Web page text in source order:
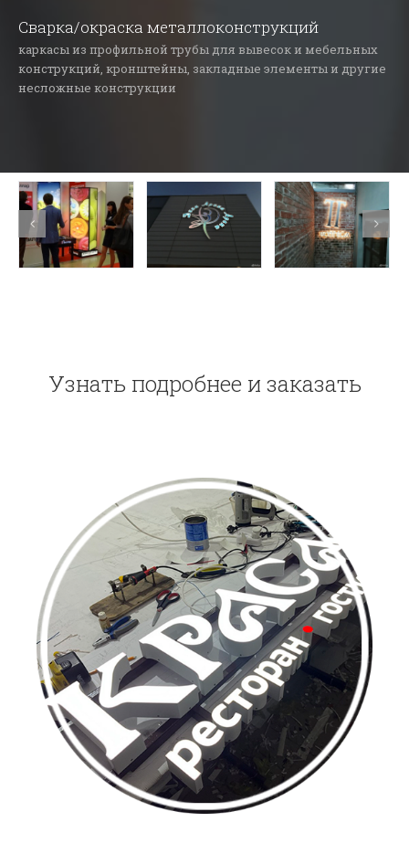
Сварка/окраска металлоконструкций
каркасы из профильной трубы для вывесок и мебельных
конструкций, кронштейны, закладные элементы и другие
несложные конструкции
Узнать подробнее и заказать